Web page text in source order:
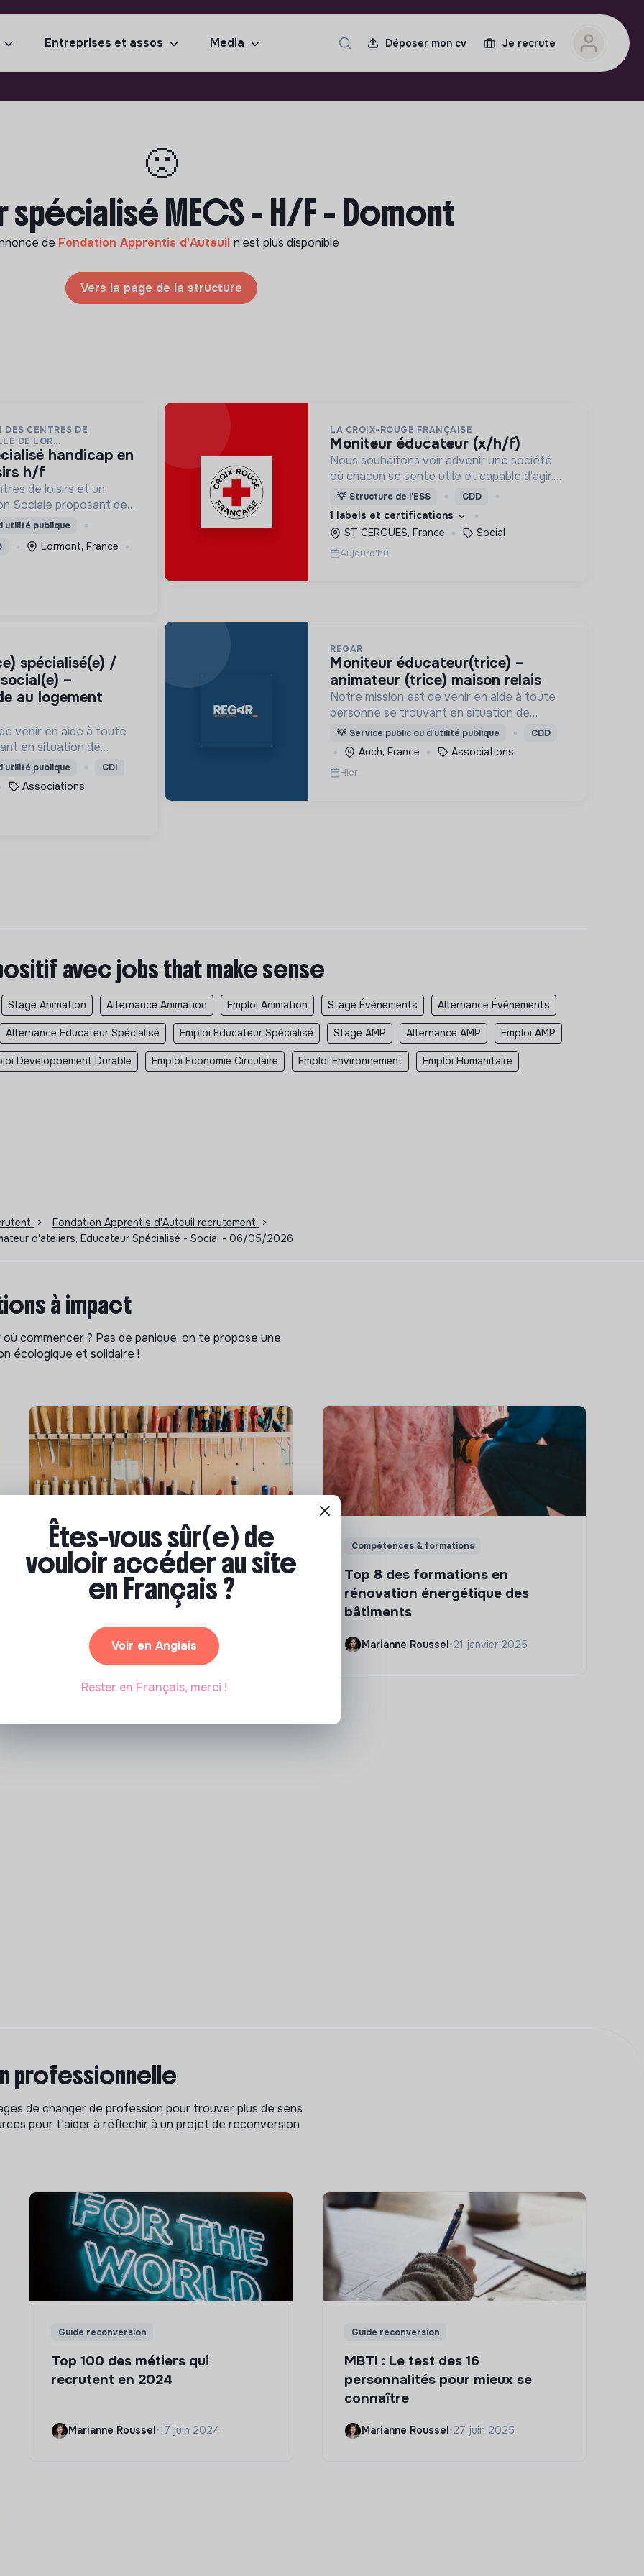
Entreprises et assos Media Déposer mon cv Je recrute
🙁
spécialisé MECS - H/F - Domont
de Fondation Apprentis d'Auteuil n'est plus disponible
Vers la page de la structure
CENTRES DE
DE LOR...
h/f
de loisirs et un
Sociale proposant des
Langue Étrangère
aux droits.
publique
Lormont, France
LA CROIX-ROUGE FRANÇAISE
moniteur éducateur (x/h/f)
Nous souhaitons voir advenir une société
où chacun se sente utile et capable d’agir.
Pour cela, nous proposons des moyens et
des lieux d’engagement innovants et
adaptés à tous.
💡 Structure de l’ESS CDD
1 labels et certifications
ST CERGUES, France
Social
Aujourd'hui
–
au logement
venir en aide à toute
en situation de
en détresse psychique
en situation
ou professionnelle.
publique CDI
Associations
REGAR
moniteur éducateur(trice) –
animateur (trice) maison relais
Notre mission est de venir en aide à toute
personne se trouvant en situation de
difficulté matérielle, en détresse psychique
et plus généralement en situation
d’exclusion sociale ou professionnelle.
💡 Service public ou d’utilité publique CDD
Auch, France Associations
Hier
avec jobs that make sense
Stage Animation Alternance Animation Emploi Animation Stage Événements Alternance Événements
Alternance Educateur Spécialisé Emploi Educateur Spécialisé Stage AMP Alternance AMP Emploi AMP
Developpement Durable Emploi Economie Circulaire Emploi Environnement Emploi Humanitaire
> Fondation Apprentis d'Auteuil recrutement
>
d'ateliers, Educateur Spécialisé - Social - 06/05/2026
à impact
commencer ? Pas de panique, on te propose une
écologique et solidaire !
Compétences & formations
Comment se former à la
transition écologique ?
Marianne Roussel •09 janvier 2024
Compétences & formations
Top 8 des formations en
rénovation énergétique des
bâtiments
Marianne Roussel•21 janvier 2025
professionnelle
de changer de profession pour trouver plus de sens
pour t'aider à réflechir à un projet de reconversion
Guide reconversion
Top 100 des métiers qui
recrutent en 2024
Marianne Roussel•17 juin 2024
Guide reconversion
MBTI : Le test des 16
personnalités pour mieux se
connaître
Marianne Roussel•27 juin 2025
Êtes-vous sûr(e) de
vouloir accéder au site
en Français ?
Voir en Anglais
Rester en Français, merci !